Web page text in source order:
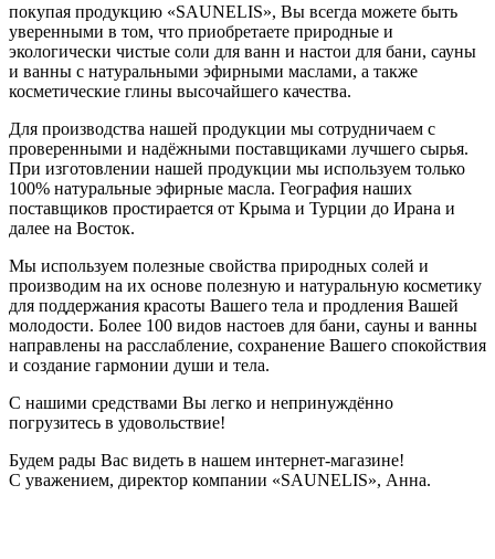
покупая продукцию «SAUNELIS», Вы всегда можете быть
уверенными в том, что приобретаете природные и
экологически чистые соли для ванн и настои для бани, сауны
и ванны с натуральными эфирными маслами, а также
косметические глины высочайшего качества.
Для производства нашей продукции мы сотрудничаем с
проверенными и надёжными поставщиками лучшего сырья.
При изготовлении нашей продукции мы используем только
100% натуральные эфирные масла. География наших
поставщиков простирается от Крыма и Турции до Ирана и
далее на Восток.
Мы используем полезные свойства природных солей и
производим на их основе полезную и натуральную косметику
для поддержания красоты Вашего тела и продления Вашей
молодости. Более 100 видов настоев для бани, сауны и ванны
направлены на расслабление, сохранение Вашего спокойствия
и создание гармонии души и тела.
С нашими средствами Вы легко и непринуждённо
погрузитесь в удовольствие!
Будем рады Вас видеть в нашем интернет-магазине!
С уважением, директор компании «SAUNELIS», Анна.